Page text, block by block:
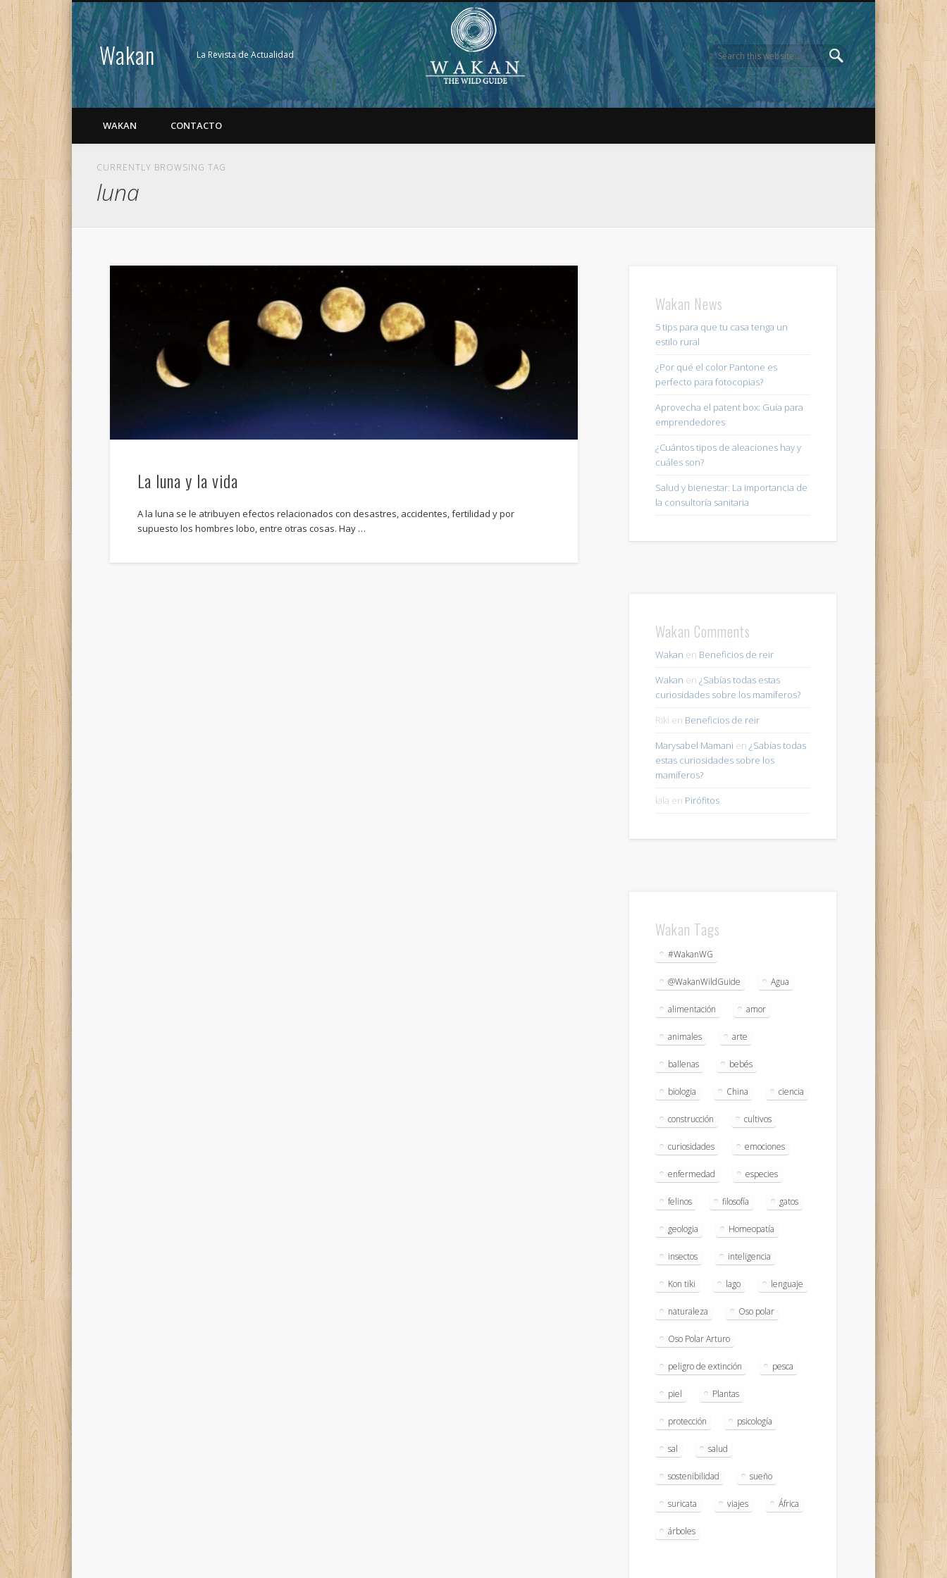
Wakan La Revista de Actualidad
WAKAN CONTACTO
CURRENTLY BROWSING TAG
luna
La luna y la vida
A la luna se le atribuyen efectos relacionados con desastres, accidentes, fertilidad y por
supuesto los hombres lobo, entre otras cosas. Hay …
Wakan News
5 tips para que tu casa tenga un
estilo rural
¿Por qué el color Pantone es
perfecto para fotocopias?
Aprovecha el patent box: Guía para
emprendedores
¿Cuántos tipos de aleaciones hay y
cuáles son?
Salud y bienestar: La importancia de
la consultoría sanitaria
Wakan Comments
Wakan en Beneficios de reir
Wakan en ¿Sabías todas estas
curiosidades sobre los mamíferos?
Riki en Beneficios de reir
Marysabel Mamani en ¿Sabías todas
estas curiosidades sobre los
mamíferos?
lala en Pirófitos
Wakan Tags
#WakanWG
@WakanWildGuide Agua
alimentación amor
animales arte
ballenas bebés
biologia China ciencia
construcción cultivos
curiosidades emociones
enfermedad especies
felinos filosofía gatos
geologia Homeopatía
insectos inteligencia
Kon tiki lago lenguaje
naturaleza Oso polar
Oso Polar Arturo
peligro de extinción pesca
piel Plantas
protección psicología
sal salud
sostenibilidad sueño
suricata viajes África
árboles